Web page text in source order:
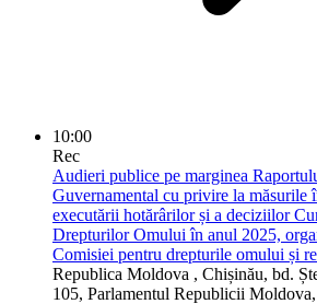
10:00
Rec
Audieri publice pe marginea
Guvernamental cu privire la măsurile
executării hotărârilor și a deciziilor
Drepturilor Omului în anul 2025,
Comisiei pentru drepturile omului și
Republica Moldova , Chișinău, bd.
105, Parlamentul Republicii